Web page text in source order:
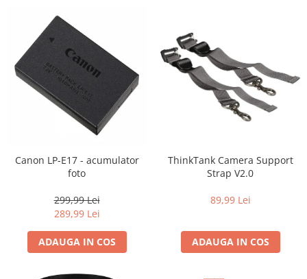
Canon LP-E17 - acumulator
foto
299,99 Lei
289,99 Lei
ADAUGA IN COS
ThinkTank Camera Support
Strap V2.0
89,99 Lei
ADAUGA IN COS